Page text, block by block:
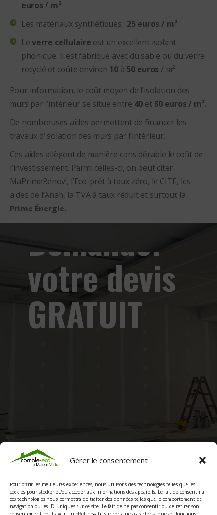
Gérer le consentement
Pour offrir les meilleures expériences, nous utilisons des technologies telles que les
cookies pour stocker et/ou accéder aux informations des appareils. Le fait de consentir à
ces technologies nous permettra de traiter des données telles que le comportement de
navigation ou les ID uniques sur ce site. Le fait de ne pas consentir ou de retirer son
consentement peut avoir un effet négatif sur certaines caractéristiques et fonctions.
euros / m²
Les matériaux synthétiques : 25 euros / m²
Le verre cellulaire est un excellent isolant
phonique. Il est fabriqué avec du sable ou du verre
recyclé et coûte environ 10 à 50 euros / m².
Pour information, le coût moyen de l’isolation des
murs par l’intérieur se situe entre 40 et 80 euros / m².
De nombreuses aides permettent de financer les
travaux d’isolation des murs par l’intérieur.
Ces aides allègent de manière considérable le coût de
l’investissement. Parmi celles-ci, on peut citer
MaPrimeRénov’, l’Eco-prêt à taux zéro, le CITE, les
aides de l’Anah, la TVA à taux réduit et surtout la
Prime Énergie.
Demander
votre devis
GRATUIT